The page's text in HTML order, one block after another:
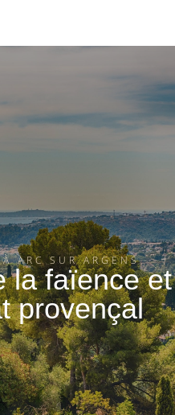
ARC SUR ARGENS
la faïence et
provençal